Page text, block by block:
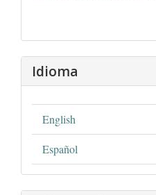
Idioma
English
Español